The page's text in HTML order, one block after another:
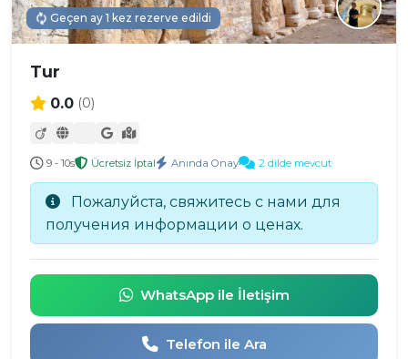
Geçen ay 1 kez rezerve edildi
Tur
0.0 (0)
9 - 10s Ücretsiz İptal Anında Onay 2 dilde mevcut
Пожалуйста, свяжитесь с нами для
получения информации о ценах.
WhatsApp ile İletişim
Telefon ile Ara